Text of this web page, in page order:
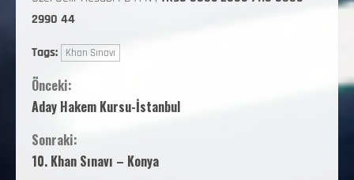
2990 44
Tags:
Khan Sınavı
Önceki:
Aday Hakem Kursu-İstanbul
Sonraki:
10. Khan Sınavı – Konya